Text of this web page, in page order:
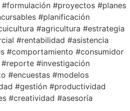
#proyectos #planes
#planificación
#agricultura #estrategia
#rentabilidad #asistencia
#comportamiento #consumidor
#investigación
#encuestas #modelos
#gestión #productividad
#creatividad #asesoría